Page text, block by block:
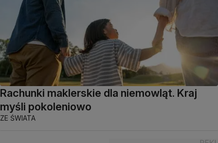
Rachunki maklerskie dla niemowląt. Kraj
myśli pokoleniowo
ZE ŚWIATA